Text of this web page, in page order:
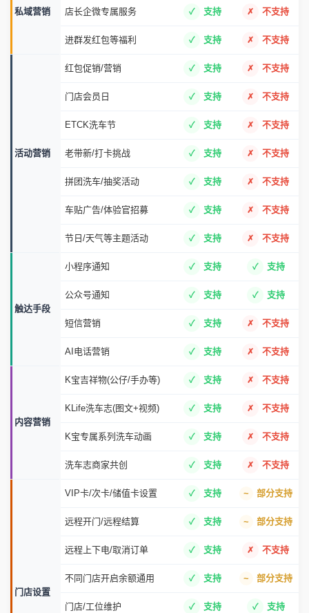
私域营销 店长企微专属服务 支持 不支持
进群发红包等福利 支持 不支持
活动营销
红包促销/营销 支持 不支持
门店会员日 支持 不支持
ETCK洗车节 支持 不支持
老带新/打卡挑战 支持 不支持
拼团洗车/抽奖活动 支持 不支持
车贴广告/体验官招募 支持 不支持
节日/天气等主题活动 支持 不支持
触达手段
小程序通知 支持 支持
公众号通知 支持 支持
短信营销 支持 不支持
AI电话营销 支持 不支持
内容营销
K宝吉祥物(公仔/手办等) 支持 不支持
KLife洗车志(图文+视频) 支持 不支持
K宝专属系列洗车动画 支持 不支持
洗车志商家共创 支持 不支持
门店设置
VIP卡/次卡/储值卡设置 支持 部分支持
远程开门/远程结算 支持 部分支持
远程上下电/取消订单 支持 不支持
不同门店开启余额通用 支持 部分支持
门店/工位维护 支持 支持